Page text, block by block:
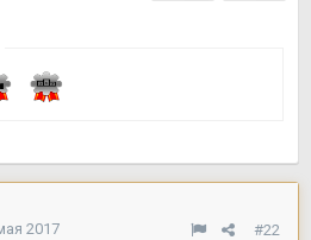
#22
2017